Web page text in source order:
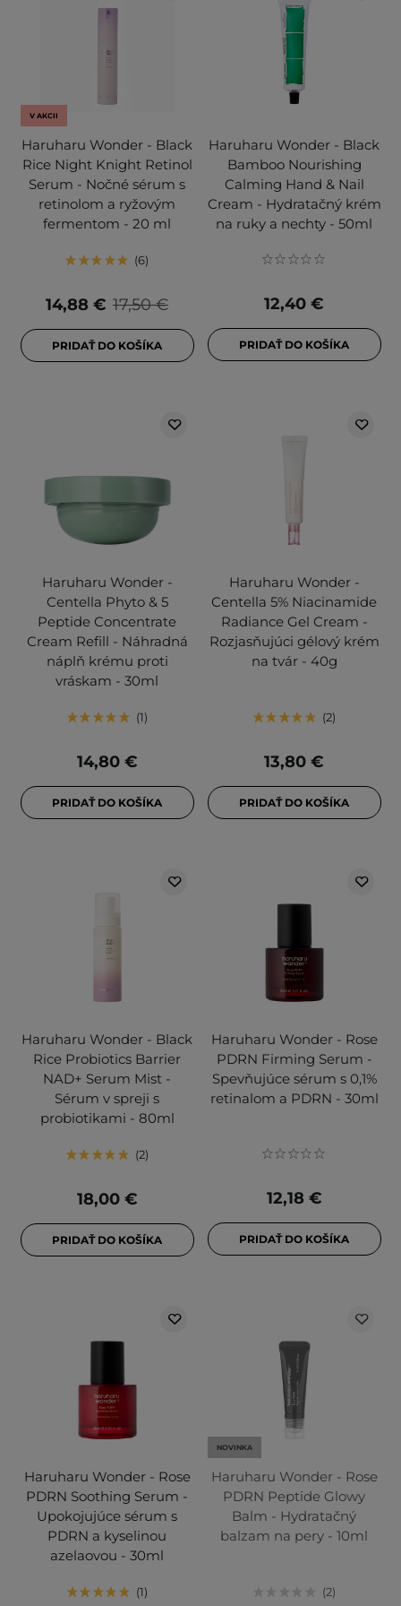
V AKCII
Haruharu Wonder - Black
Rice Night Knight Retinol
Serum - Nočné sérum s
retinolom a ryžovým
fermentom - 20 ml
6
17,50 €
14,88 €
PRIDAŤ DO KOŠÍKA
Haruharu Wonder - Black
Bamboo Nourishing
Calming Hand & Nail
Cream - Hydratačný krém
na ruky a nechty - 50ml
12,40 €
PRIDAŤ DO KOŠÍKA
Haruharu Wonder -
Centella Phyto & 5
Peptide Concentrate
Cream Refill - Náhradná
náplň krému proti
vráskam - 30ml
1
14,80 €
PRIDAŤ DO KOŠÍKA
Haruharu Wonder -
Centella 5% Niacinamide
Radiance Gel Cream -
Rozjasňujúci gélový krém
na tvár - 40g
2
13,80 €
PRIDAŤ DO KOŠÍKA
Haruharu Wonder - Black
Rice Probiotics Barrier
NAD+ Serum Mist -
Sérum v spreji s
probiotikami - 80ml
2
18,00 €
PRIDAŤ DO KOŠÍKA
Haruharu Wonder - Rose
PDRN Firming Serum -
Spevňujúce sérum s 0,1%
retinalom a PDRN - 30ml
12,18 €
PRIDAŤ DO KOŠÍKA
Haruharu Wonder - Rose
PDRN Soothing Serum -
Upokojujúce sérum s
PDRN a kyselinou
azelaovou - 30ml
1
NOVINKA
Haruharu Wonder - Rose
PDRN Peptide Glowy
Balm - Hydratačný
balzam na pery - 10ml
2